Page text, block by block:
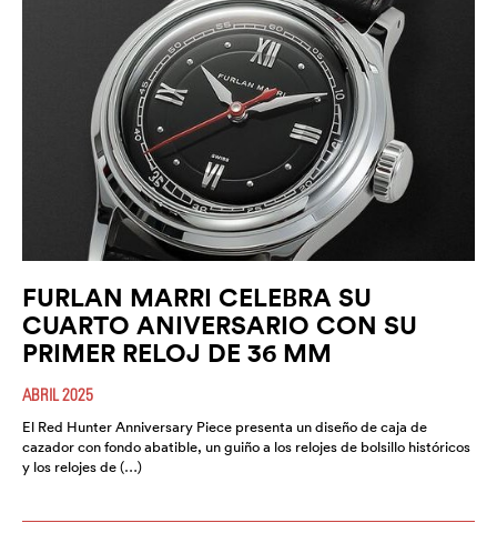
FURLAN MARRI CELEBRA SU
CUARTO ANIVERSARIO CON SU
PRIMER RELOJ DE 36 MM
ABRIL 2025
El Red Hunter Anniversary Piece presenta un diseño de caja de
cazador con fondo abatible, un guiño a los relojes de bolsillo históricos
y los relojes de (…)